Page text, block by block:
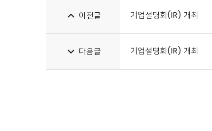
이전글 기업설명회(IR) 개최
다음글 기업설명회(IR) 개최